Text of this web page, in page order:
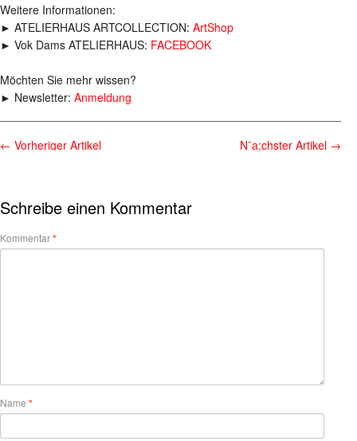
Weitere Informationen:
► ATELIERHAUS ARTCOLLECTION: ArtShop
► Vok Dams ATELIERHAUS: FACEBOOK
Möchten Sie mehr wissen?
► Newsletter: Anmeldung
← Vorheriger Artikel N¨a;chster Artikel →
Schreibe einen Kommentar
Kommentar*
Name *